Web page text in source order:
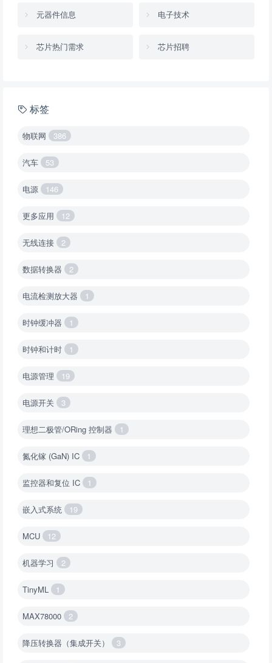
元器件信息 电子技术
芯片热门需求 芯片招聘
标签
物联网 386
汽车 53
电源 146
更多应用 12
无线连接 2
数据转换器 2
电流检测放大器 1
时钟缓冲器 1
时钟和计时 1
电源管理 19
电源开关 3
理想二极管/ORing 控制器 1
氮化镓 (GaN) IC 1
监控器和复位 IC 1
嵌入式系统 19
MCU 12
机器学习 2
TinyML 1
MAX78000 2
降压转换器（集成开关） 3